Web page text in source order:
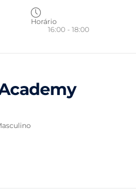
Horário
16:00 - 18:00